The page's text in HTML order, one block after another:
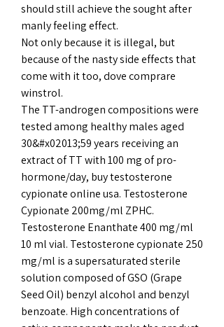
should still achieve the sought after
manly feeling effect.
Not only because it is illegal, but
because of the nasty side effects that
come with it too, dove comprare
winstrol.
The TT-androgen compositions were
tested among healthy males aged
30&#x02013;59 years receiving an
extract of TT with 100 mg of pro-
hormone/day, buy testosterone
cypionate online usa. Testosterone
Cypionate 200mg/ml ZPHC.
Testosterone Enanthate 400 mg/ml
10 ml vial. Testosterone cypionate 250
mg/ml is a supersaturated sterile
solution composed of GSO (Grape
Seed Oil) benzyl alcohol and benzyl
benzoate. High concentrations of